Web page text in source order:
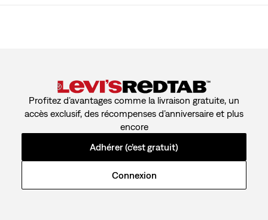
Profitez d’avantages comme la livraison gratuite, un
accès exclusif, des récompenses d’anniversaire et plus
encore
Adhérer (c’est gratuit)
Connexion